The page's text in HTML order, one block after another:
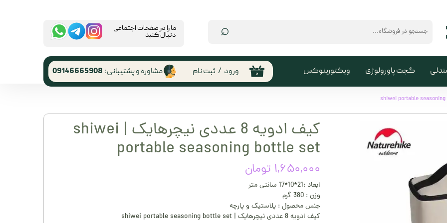
⌕
گجت پاورولوژی ویکتورینوکس ۰ ورود / ثبت نام
حساب کاربری
تغییر گذر واژه
سفارشات
خروج از حساب
مشاوره و پشتیبانی: 09146665908
​ما را در صفحات اجتماعی
دنبال کنید
کیف ادویه 8 عددی نیچرهایک | shiwei
portable seasoning bottle set
۱,۶۵۰,۰۰۰ تومان
ابعاد :21*10*17 سانتی متر
وزن : 380 گرم
جنس محصول : پلاستیک و پارچه
کیف ادویه 8 عددی نیچرهایک | shiwei portable seasoning bottle set